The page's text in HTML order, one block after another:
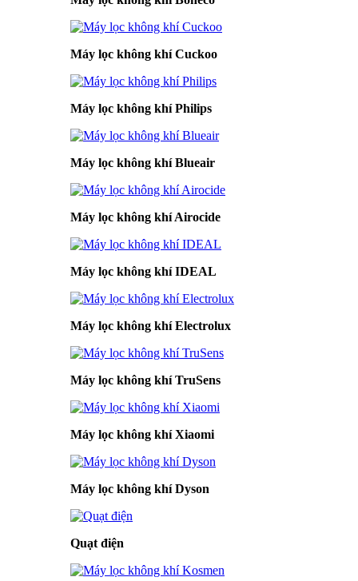
Máy lọc không khí Cuckoo
Máy lọc không khí Philips
Máy lọc không khí Blueair
Máy lọc không khí Airocide
Máy lọc không khí IDEAL
Máy lọc không khí Electrolux
Máy lọc không khí TruSens
Máy lọc không khí Xiaomi
Máy lọc không khí Dyson
Quạt điện